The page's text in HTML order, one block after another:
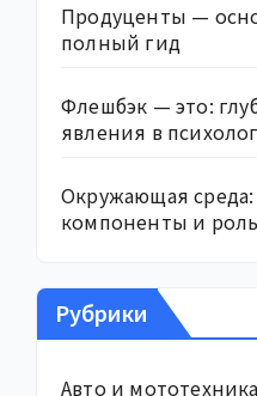
Продуценты —
полный гид
Флешбэк — это:
явления в
Окружающая
компоненты и
Рубрики
Авто и мототехника